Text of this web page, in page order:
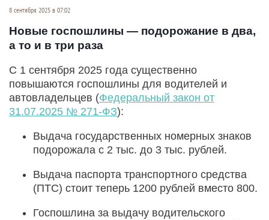
8 сентября 2025 в 07:02
Новые госпошлины — подорожание в два,
а то и в три раза
С 1 сентября 2025 года существенно
повышаются госпошлины для водителей и
автовладельцев (Федеральный закон от
31.07.2025 № 271-ФЗ):
Выдача государственных номерных знаков
подорожала с 2 тыс. до 3 тыс. рублей.
Выдача паспорта транспортного средства
(ПТС) стоит теперь 1200 рублей вместо 800.
Госпошлина за выдачу водительского